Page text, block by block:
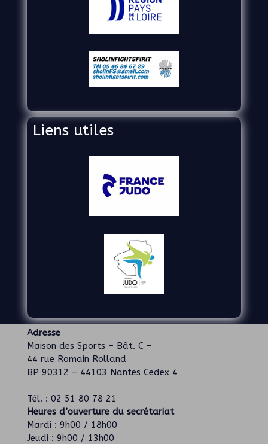
Liens utiles
Adresse
Maison des Sports – Bât. C –
44 rue Romain Rolland
BP 90312 – 44103 Nantes Cedex 4
Tél. : 02 51 80 78 21
Heures d’ouverture du secrétariat
Mardi : 9h00 / 18h00
Jeudi : 9h00 / 13h00